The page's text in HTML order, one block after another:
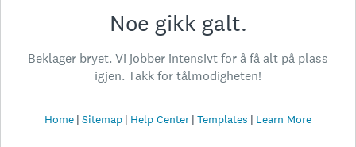
Noe gikk galt.
Beklager bryet. Vi jobber intensivt for å få alt på plass
igjen. Takk for tålmodigheten!
Home Sitemap Help Center Templates Learn More